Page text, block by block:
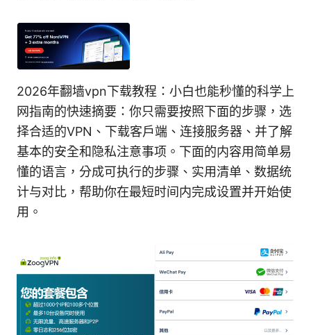
2026年翻墙vpn下载教程：小白也能秒懂的科学上
网指南的快速摘要：你只需要按照下面的步骤，选
择合适的VPN、下载客户端、连接服务器、并了解
基本的安全和隐私注意事项。下面的内容用简单易
懂的语言，分成可执行的步骤、实用清单、数据统
计与对比，帮助你在最短时间内完成设置并开始使
用。